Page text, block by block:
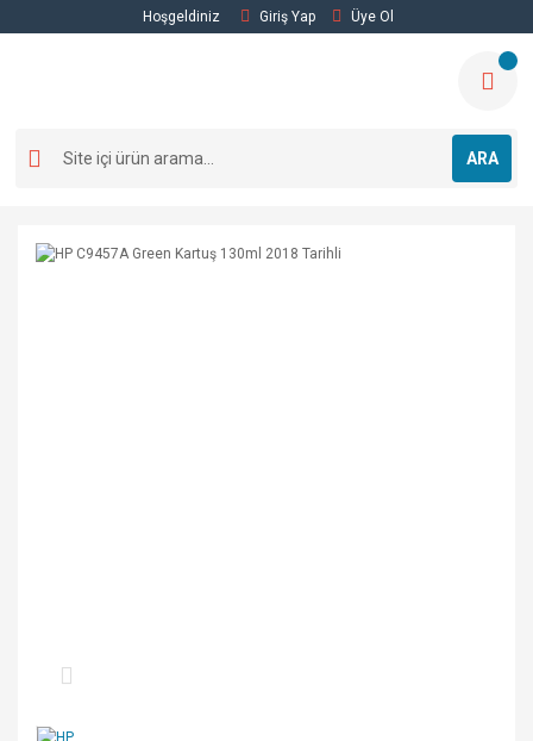
Hoşgeldiniz Giriş Yap Üye Ol
ARA